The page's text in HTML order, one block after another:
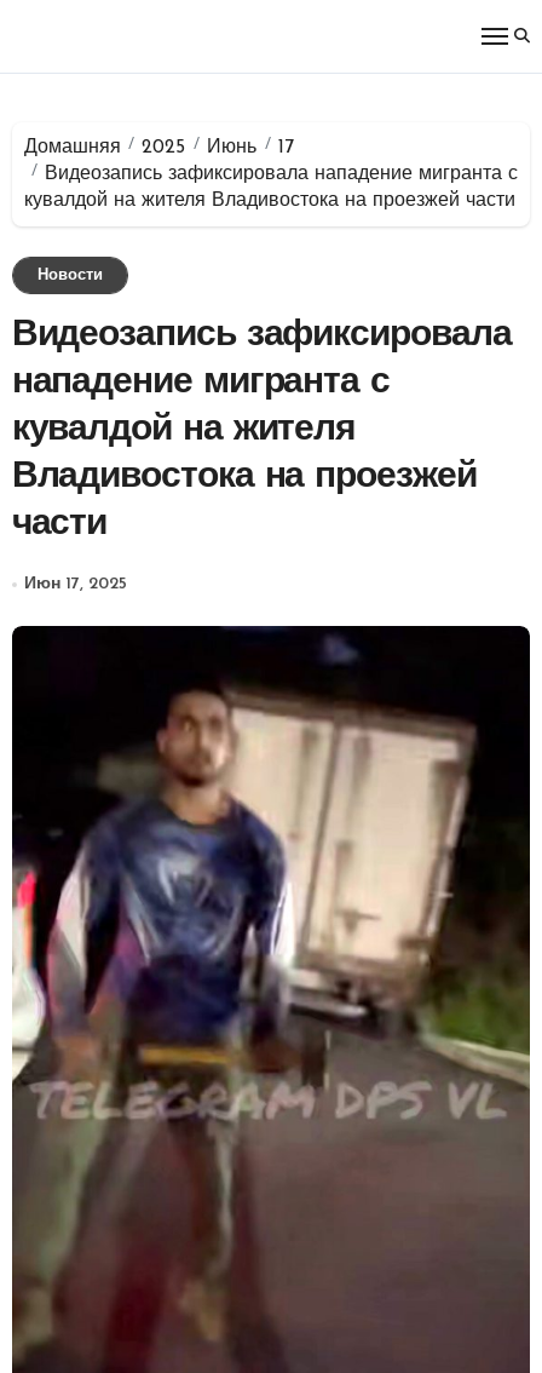
Домашняя 2025 Июнь
17
Видеозапись зафиксировала нападение мигранта с
кувалдой на жителя Владивостока на проезжей части
Новости
Видеозапись зафиксировала
нападение мигранта с
кувалдой на жителя
Владивостока на проезжей
части
Июн 17, 2025